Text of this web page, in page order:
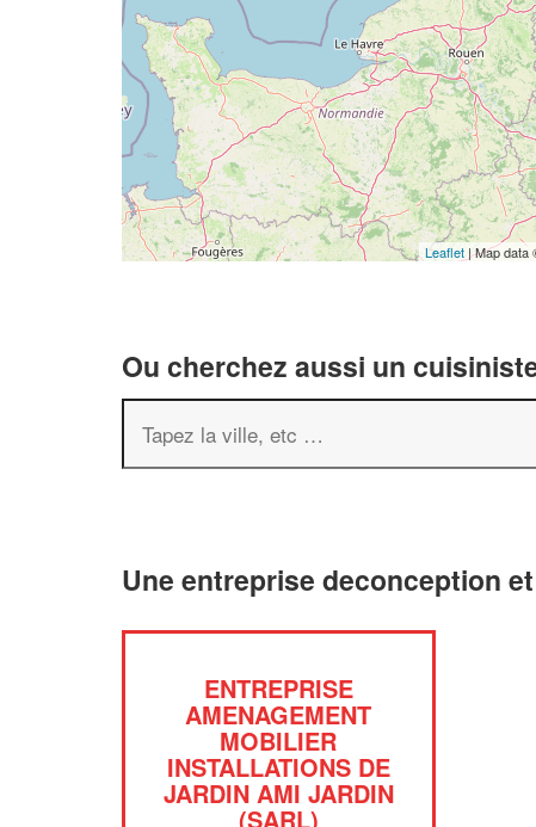
Leaflet | Map data
Ou cherchez aussi un
Une entreprise deconception
ENTREPRISE
AMENAGEMENT
MOBILIER
INSTALLATIONS DE
JARDIN AMI JARDIN
(SARL)